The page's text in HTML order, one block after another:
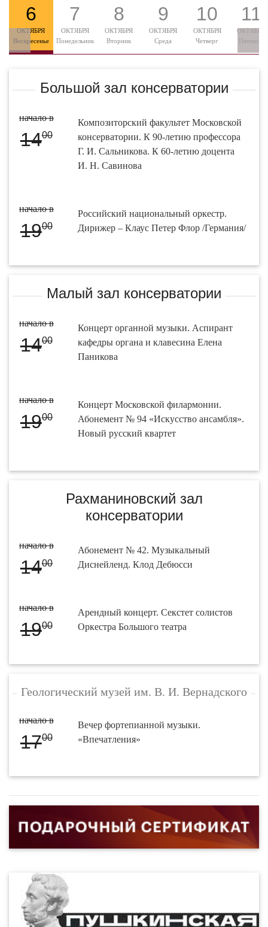
6
ОКТЯБРЯ
Воскресенье
7
ОКТЯБРЯ
Понедельник
8
ОКТЯБРЯ
Вторник
9
ОКТЯБРЯ
Среда
10
ОКТЯБРЯ
Четверг
11
ОКТЯБРЯ
Пятница
Большой зал консерватории
начало в
1400
Композиторский факультет Московской
консерватории. К 90-летию профессора
Г. И. Сальникова. К 60-летию доцента
И. Н. Савинова
начало в
1900
Российский национальный оркестр.
Дирижер – Клаус Петер Флор /Германия/
Малый зал консерватории
начало в
1400
Концерт органной музыки. Аспирант
кафедры органа и клавесина Елена
Паникова
начало в
1900
Концерт Московской филармонии.
Абонемент № 94 «Искусство ансамбля».
Новый русский квартет
Рахманиновский зал
консерватории
начало в
1400
Абонемент № 42. Музыкальный
Диснейленд. Клод Дебюсси
начало в
1900
Арендный концерт. Секстет солистов
Оркестра Большого театра
Геологический музей им. В. И. Вернадского
начало в
1700
Вечер фортепианной музыки.
«Впечатления»